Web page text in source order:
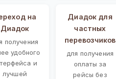
на
Диадок
получения
удобного
и
лучшей
Диадок для
частных
перевозчиков
для получения
оплаты за
рейсы без